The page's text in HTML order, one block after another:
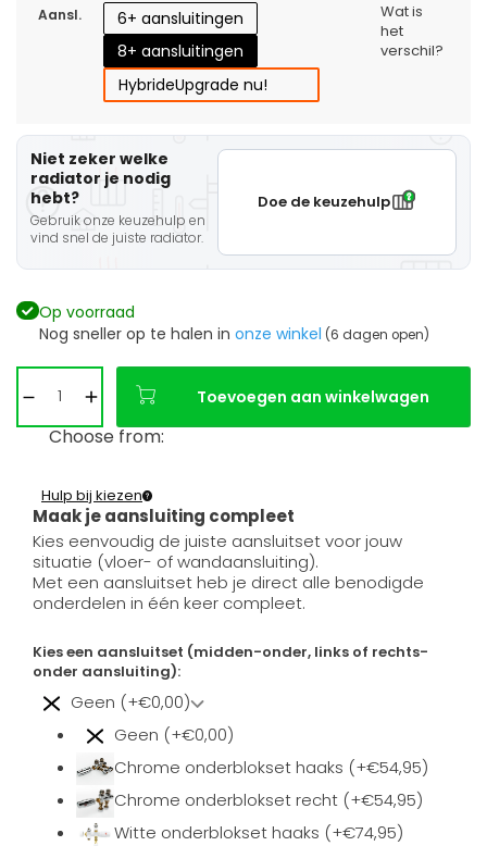
Aansl.
6+ aansluitingen
8+ aansluitingen
HybrideUpgrade nu!
Wat is
het
verschil?
Niet zeker welke
radiator je nodig
hebt?
Gebruik onze keuzehulp en
vind snel de juiste radiator.
Doe de keuzehulp
Op voorraad
Nog sneller op te halen in onze winkel (6 dagen open)
Toevoegen aan winkelwagen
Choose from:
Maak je aansluiting compleet
Hulp bij kiezen
Kies eenvoudig de juiste aansluitset voor jouw
situatie (vloer- of wandaansluiting).
Met een aansluitset heb je direct alle benodigde
onderdelen in één keer compleet.
Kies een aansluitset (midden-onder, links of rechts-
onder aansluiting):
Geen (+€0,00)
Geen (+€0,00)
Chrome onderblokset haaks (+€54,95)
Chrome onderblokset recht (+€54,95)
Witte onderblokset haaks (+€74,95)